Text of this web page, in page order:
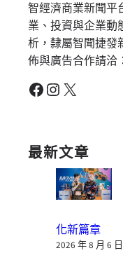
智經濟商業新聞平
業、投資與企業動
析，隸屬智聞捷發
佈與廣告合作請洽
Facebook Instagram X
最新文章
化新篇章
2026 年 8 月 6 日